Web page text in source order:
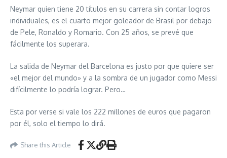
Neymar quien tiene 20 títulos en su carrera sin contar logros
individuales, es el cuarto mejor goleador de Brasil por debajo
de Pele, Ronaldo y Romario. Con 25 años, se prevé que
fácilmente los superara.
La salida de Neymar del Barcelona es justo por que quiere ser
«el mejor del mundo» y a la sombra de un jugador como Messi
difícilmente lo podría lograr. Pero…
Esta por verse si vale los 222 millones de euros que pagaron
por él, solo el tiempo lo dirá.
Share this Article